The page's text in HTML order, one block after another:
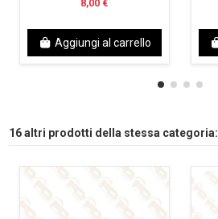
8,00 €
Aggiungi al carrello
16 altri prodotti della stessa categoria: